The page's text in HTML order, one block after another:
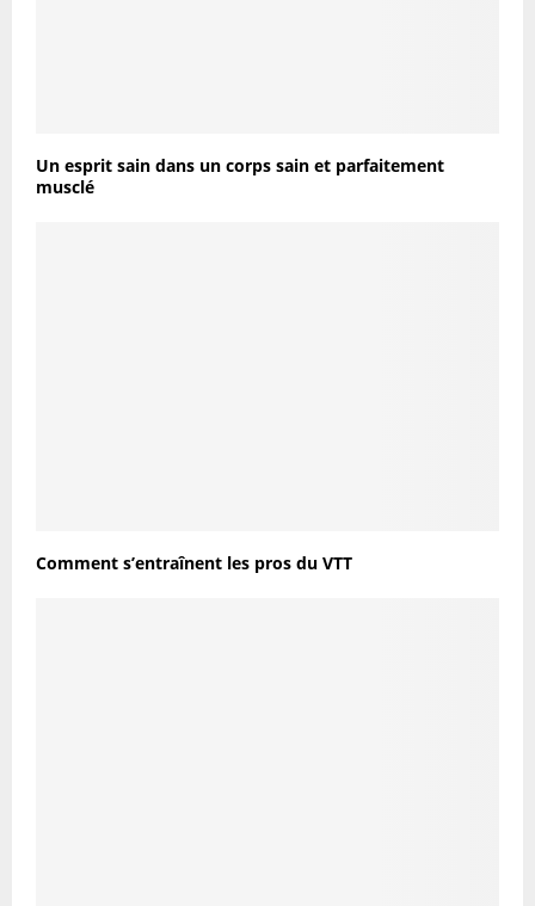
Un esprit sain dans un corps sain et parfaitement
musclé
Comment s’entraînent les pros du VTT